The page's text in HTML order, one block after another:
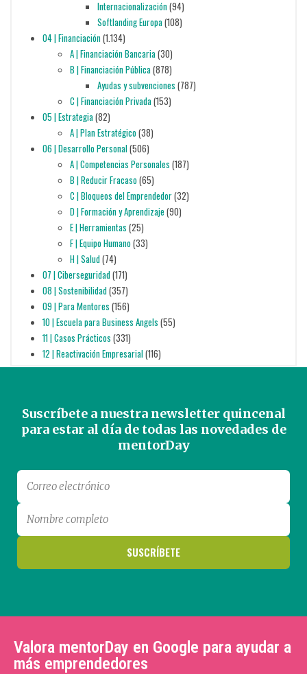
Internacionalización(94)
Softlanding Europa(108)
04 | Financiación(1.134)
A | Financiación Bancaria(30)
B | Financiación Pública(878)
Ayudas y subvenciones (787)
C | Financiación Privada(153)
05 | Estrategia(82)
A | Plan Estratégico(38)
06 | Desarrollo Personal(506)
A | Competencias Personales (187)
B | Reducir Fracaso(65)
C | Bloqueos del Emprendedor(32)
D | Formación y Aprendizaje (90)
E | Herramientas (25)
F | Equipo Humano(33)
H | Salud(74)
07 | Ciberseguridad(171)
08 | Sostenibilidad(357)
09 | Para Mentores (156)
10 | Escuela para Business Angels (55)
11 | Casos Prácticos (331)
12 | Reactivación Empresarial(116)
Suscríbete a nuestra newsletter quincenal
para estar al día de todas las novedades de
mentorDay
Valora mentorDay en Google para ayudar a
más emprendedores